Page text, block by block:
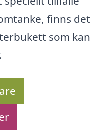
finns det
som kan